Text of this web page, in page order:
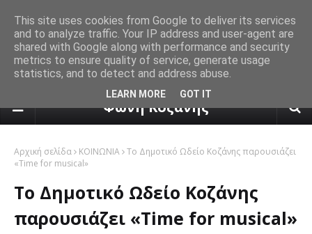
πρόγνωση καιρού από το
Φωνή Κοζάνης
Αρχική σελίδα ΚΟΙΝΩΝΙΑ Το Δημοτικό Ωδείο Κοζάνης παρουσιάζει
«Time for musical»
Το Δημοτικό Ωδείο Κοζάνης
παρουσιάζει «Time for musical»
This site uses cookies from Google to deliver its services
and to analyze traffic. Your IP address and user-agent are
shared with Google along with performance and security
metrics to ensure quality of service, generate usage
statistics, and to detect and address abuse.
LEARN MORE GOT IT